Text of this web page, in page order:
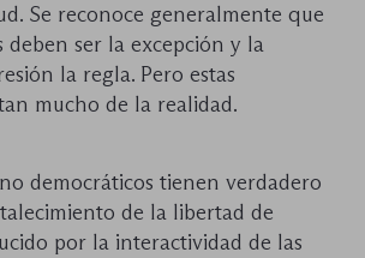
Se reconoce generalmente que
deben ser la excepción y la
la regla. Pero estas
mucho de la realidad.
democráticos tienen verdadero
de la libertad de
por la interactividad de las